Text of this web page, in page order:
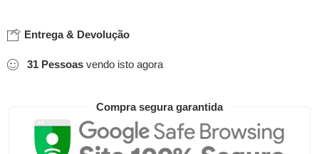
Entrega & Devolução
31 Pessoas vendo isto agora
Compra segura garantida